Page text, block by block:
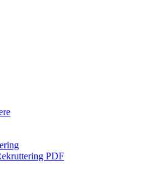
PDF